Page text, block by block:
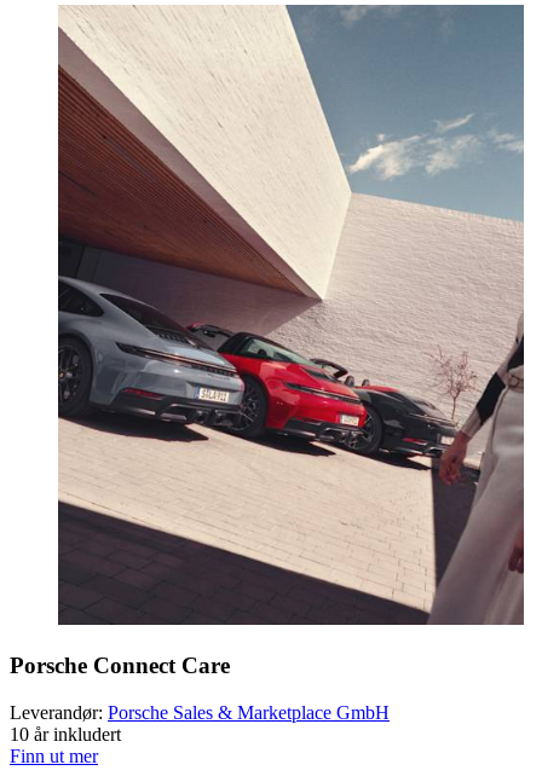
Porsche Connect Care
Leverandør: Porsche Sales & Marketplace GmbH
10 år inkludert
Finn ut mer